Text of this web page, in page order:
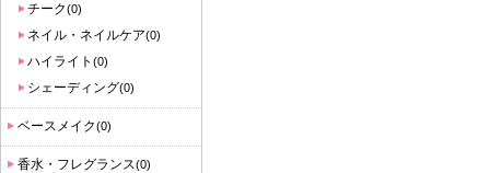
チーク(0)
ネイル・ネイルケア(0)
ハイライト (0)
シェーディング(0)
ベースメイク(0)
香水・フレグランス(0)